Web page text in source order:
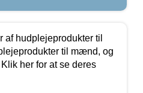
af hudplejeprodukter til
til mænd, og
her for at se deres